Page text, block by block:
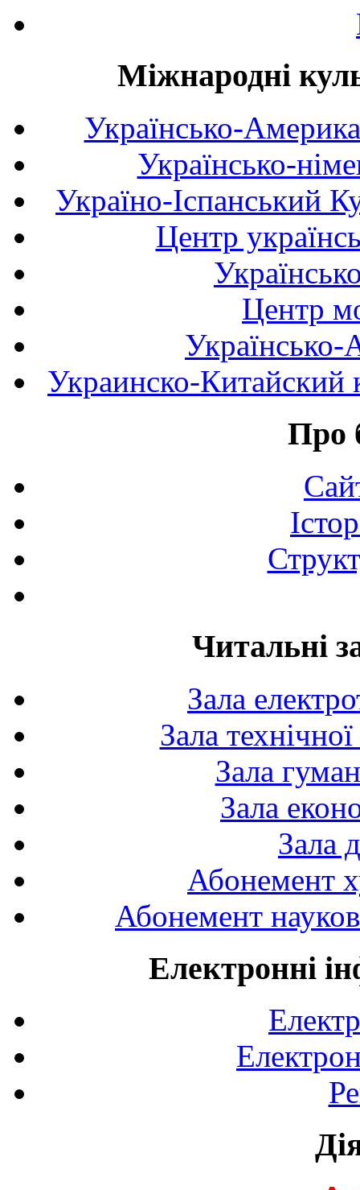
Міжнародні
Українсько-
Українсько-
Україно-Іспанський
Центр
Центр
Українсько-
Украинско-Китайский
Про
Читальні
Зала
Зала
Зала
Зала
Зала
Абонемент
Абонемент
Електронні